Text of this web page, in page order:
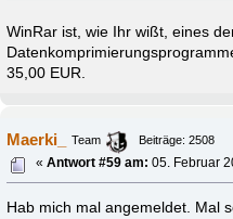
WinRar ist, wie Ihr wißt, eines
35,00 EUR.
Maerki_ Team
Beiträge: 2508
«Antwort #59 am: 05. Februar
Hab mich mal angemeldet. Mal